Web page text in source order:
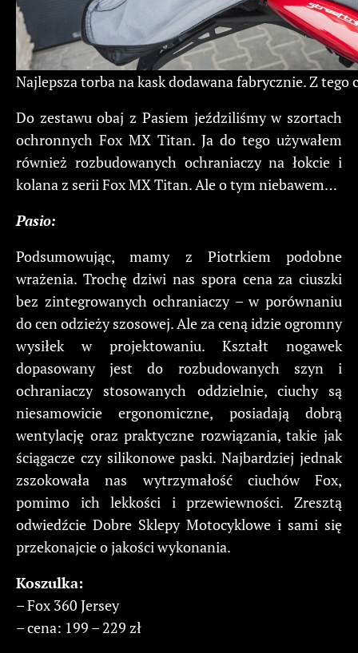
Najlepsza torba na kask dodawana fabrycznie. Z tego
Do zestawu obaj z Pasiem jeździliśmy w szortach
ochronnych Fox MX Titan. Ja do tego używałem
również rozbudowanych ochraniaczy na łokcie i
kolana z serii Fox MX Titan. Ale o tym niebawem…
Pasio:
Podsumowując, mamy z Piotrkiem podobne
wrażenia. Trochę dziwi nas spora cena za ciuszki
bez zintegrowanych ochraniaczy – w porównaniu
do cen odzieży szosowej. Ale za ceną idzie ogromny
wysiłek w projektowaniu. Kształt nogawek
dopasowany jest do rozbudowanych szyn i
ochraniaczy stosowanych oddzielnie, ciuchy są
niesamowicie ergonomiczne, posiadają dobrą
wentylację oraz praktyczne rozwiązania, takie jak
ściągacze czy silikonowe paski. Najbardziej jednak
zszokowała nas wytrzymałość ciuchów Fox,
pomimo ich lekkości i przewiewności. Zresztą
odwiedźcie Dobre Sklepy Motocyklowe i sami się
przekonajcie o jakości wykonania.
Koszulka:
– Fox 360 Jersey
– cena: 199 – 229 zł